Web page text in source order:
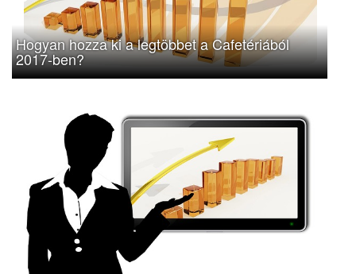
Hogyan hozza ki a legtöbbet a Cafetériából
2017-ben?